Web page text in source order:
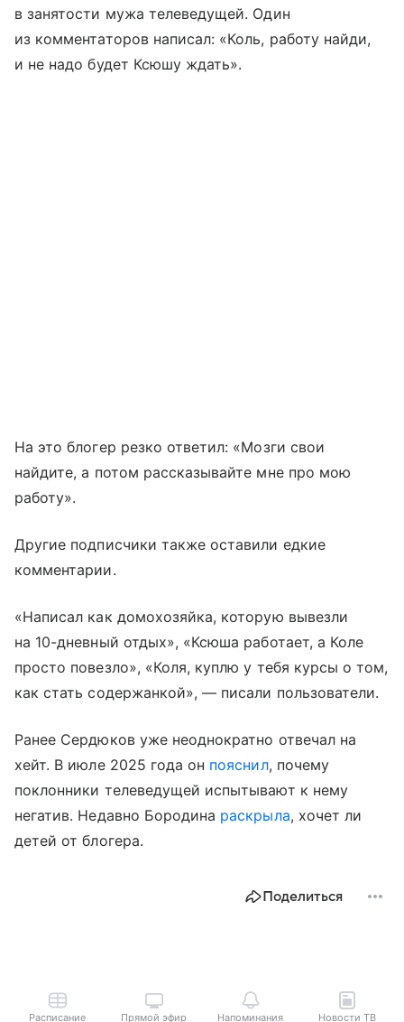
в занятости мужа телеведущей. Один
из комментаторов написал: «Коль, работу найди,
и не надо будет Ксюшу ждать».
На это блогер резко ответил: «Мозги свои
найдите, а потом рассказывайте мне про мою
работу».
Другие подписчики также оставили едкие
комментарии.
«Написал как домохозяйка, которую вывезли
на 10-дневный отдых», «Ксюша работает, а Коле
просто повезло», «Коля, куплю у тебя курсы о том,
как стать содержанкой», — писали пользователи.
Ранее Сердюков уже неоднократно отвечал на
хейт. В июле 2025 года он пояснил, почему
поклонники телеведущей испытывают к нему
негатив. Недавно Бородина раскрыла, хочет ли
детей от блогера.
Поделиться
Расписание Прямой эфир Напоминания Новости ТВ